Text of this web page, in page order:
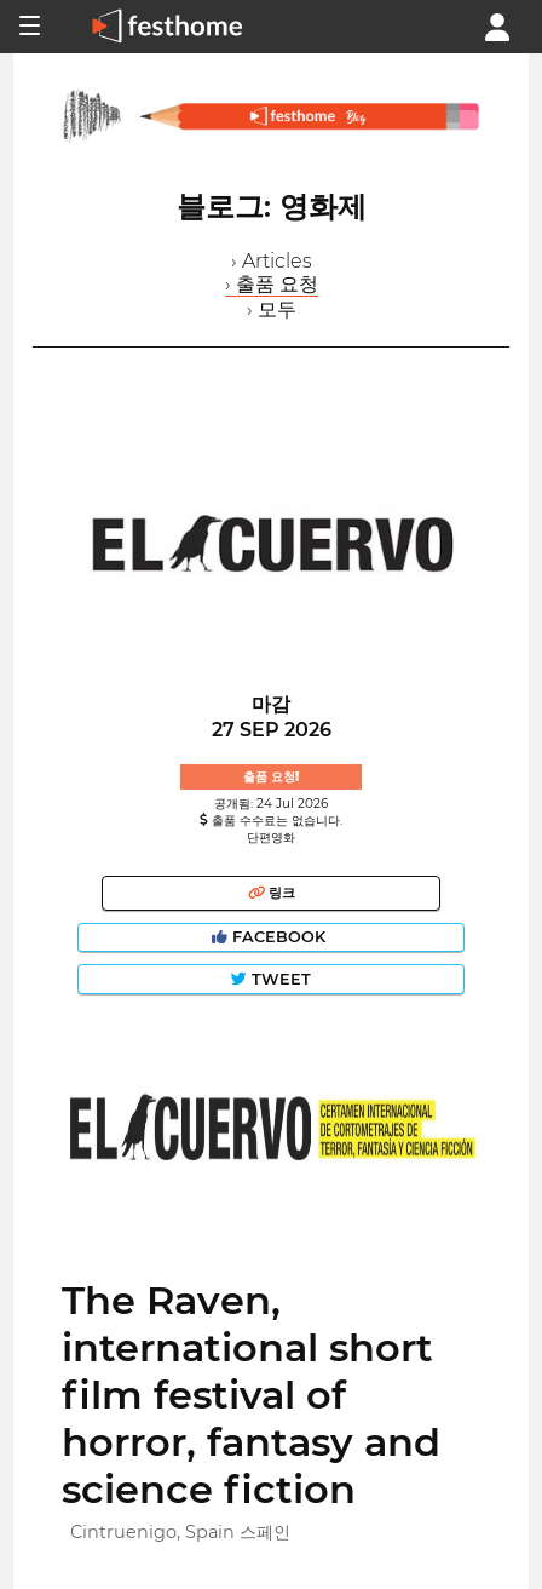
블로그: 영화제
› Articles
› 출품 요청
› 모두
마감
27 SEP 2026
출품 요청!
공개됨: 24 Jul 2026
출품 수수료는 없습니다.
단편영화
링크
FACEBOOK
TWEET
The Raven,
international short
film festival of
horror, fantasy and
science fiction
Cintruenigo, Spain 스페인